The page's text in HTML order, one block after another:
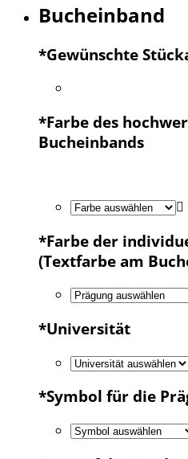
Bucheinband
*Gewünschte
*Farbe des
Bucheinbands
*Farbe der
(Textfarbe am
*Universität
*Symbol für die